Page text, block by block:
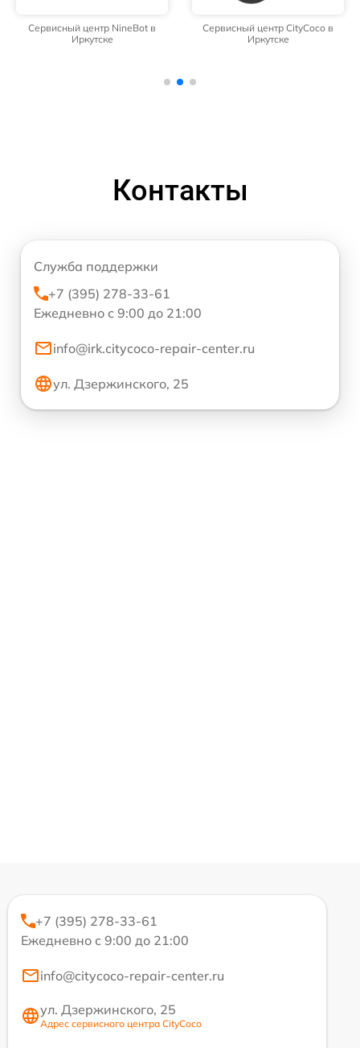
Сервисный центр NineBot в
Иркутске
Сервисный центр CityCoco в
Иркутске
Контакты
Служба поддержки
+7 (395) 278-33-61
Ежедневно с 9:00 до 21:00
info@irk.citycoco-repair-center.ru
ул. Дзержинского, 25
+7 (395) 278-33-61
Ежедневно с 9:00 до 21:00
info@citycoco-repair-center.ru
ул. Дзержинского, 25
Адрес сервисного центра CityCoco